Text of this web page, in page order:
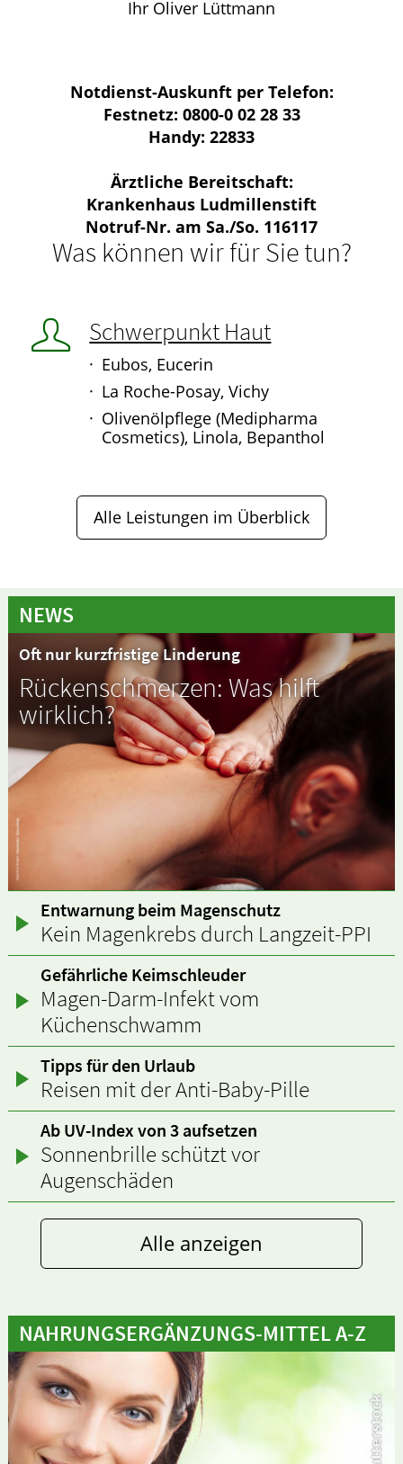
Ihr Oliver Lüttmann
Notdienst-Auskunft per Telefon:
Festnetz: 0800-0 02 28 33
Handy: 22833
Ärztliche Bereitschaft:
Krankenhaus Ludmillenstift
Notruf-Nr. am Sa./So. 116117
Was können wir für Sie tun?
Schwerpunkt Haut
Eubos, Eucerin
La Roche-Posay, Vichy
Olivenölpflege (Medipharma
Cosmetics), Linola, Bepanthol
Alle Leistungen im Überblick
NEWS
Oft nur kurzfristige Linderung
Rückenschmerzen: Was hilft
wirklich?
Entwarnung beim Magenschutz
Kein Magenkrebs durch Langzeit-PPI
Gefährliche Keimschleuder
Magen-Darm-Infekt vom
Küchenschwamm
Tipps für den Urlaub
Reisen mit der Anti-Baby-Pille
Ab UV-Index von 3 aufsetzen
Sonnenbrille schützt vor
Augenschäden
Alle anzeigen
NAHRUNGSERGÄNZUNGS-MITTEL A-Z